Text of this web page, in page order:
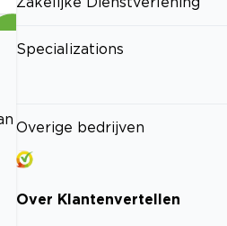
Specializations
Overige bedrijven
Over Klantenvertellen